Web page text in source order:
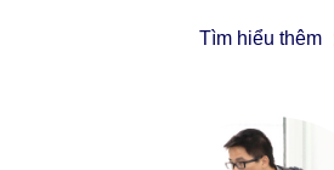
Tìm hiểu thêm